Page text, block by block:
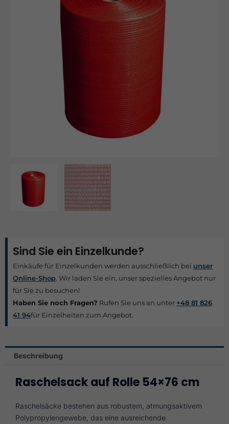
Sind Sie ein Einzelkunde?
Einkäufe für Einzelkunden werden ausschließlich bei unser
Online-Shop. Wir laden Sie ein, unser spezielles Angebot nur
für Sie zu besuchen!
Haben Sie noch Fragen? Rufen Sie uns an unter +48 81 826
41 94für Einzelheiten zum Angebot.
Beschreibung
Raschelsack auf Rolle 54×76 cm
Raschelsäcke bestehen aus robustem, atmungsaktivem
Polypropylengewebe, das eine ausreichende